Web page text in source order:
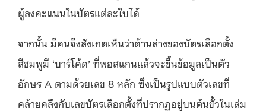
ผู้ลงคะแนนในบัตรแต่ละใบได้
จากนั้น มีคนจึงสังเกตเห็นว่าด้านล่างของบัตรเลือกตั้ง
สีชมพูมี ‘บาร์โค้ด’ ที่พอสแกนแล้วจะขึ้นข้อมูลเป็นตัว
อักษร A ตามด้วยเลข 8 หลัก ซึ่งเป็นรูปแบบตัวเลขที่
คล้ายคลึงกับเลขบัตรเลือกตั้งที่ปรากฏอยู่บนต้นขั้วในเล่ม